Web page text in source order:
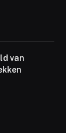
van